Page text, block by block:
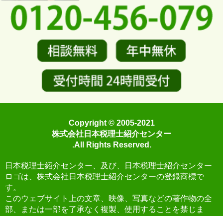
Copyright © 2005-2021
株式会社日本税理士紹介センター
.All Rights Reserved.
日本税理士紹介センター、及び、日本税理士紹介センター
ロゴは、株式会社日本税理士紹介センターの登録商標で
す。
このウェブサイト上の文章、映像、写真などの著作物の全
部、または一部を了承なく複製、使用することを禁じま